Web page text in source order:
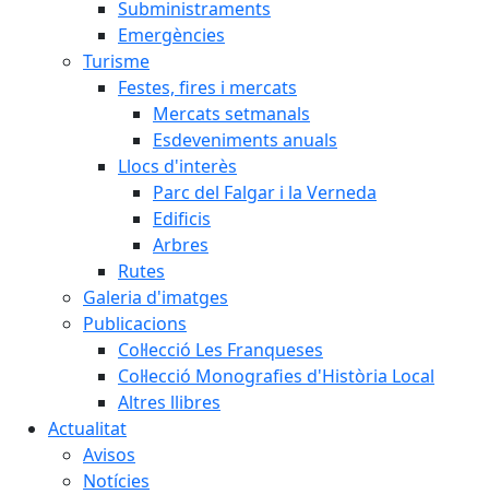
Subministraments
Emergències
Turisme
Festes, fires i mercats
Mercats setmanals
Esdeveniments anuals
Llocs d'interès
Parc del Falgar i la Verneda
Edificis
Arbres
Rutes
Galeria d'imatges
Publicacions
Col·lecció Les Franqueses
Col·lecció Monografies d'Història Local
Altres llibres
Actualitat
Avisos
Notícies